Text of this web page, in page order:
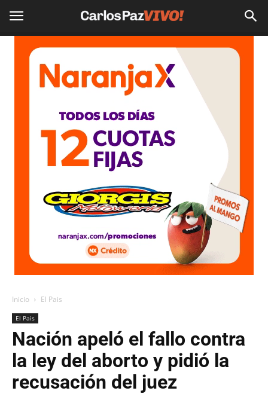
Inicio El Pais
El Pais
Nación apeló el fallo contra
la ley del aborto y pidió la
recusación del juez